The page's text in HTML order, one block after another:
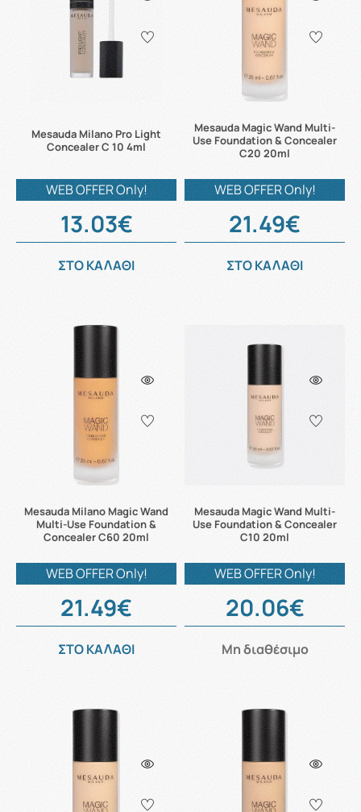
Mesauda Milano Pro Light
Concealer C 10 4ml
WEB OFFER Only!
13.03€
ΣΤΟ ΚΑΛΑΘΙ
Mesauda Magic Wand Multi-
Use Foundation & Concealer
C20 20ml
WEB OFFER Only!
21.49€
ΣΤΟ ΚΑΛΑΘΙ
Mesauda Milano Magic Wand
Multi-Use Foundation &
Concealer C60 20ml
WEB OFFER Only!
21.49€
ΣΤΟ ΚΑΛΑΘΙ
Mesauda Magic Wand Multi-
Use Foundation & Concealer
C10 20ml
WEB OFFER Only!
20.06€
Μη διαθέσιμο